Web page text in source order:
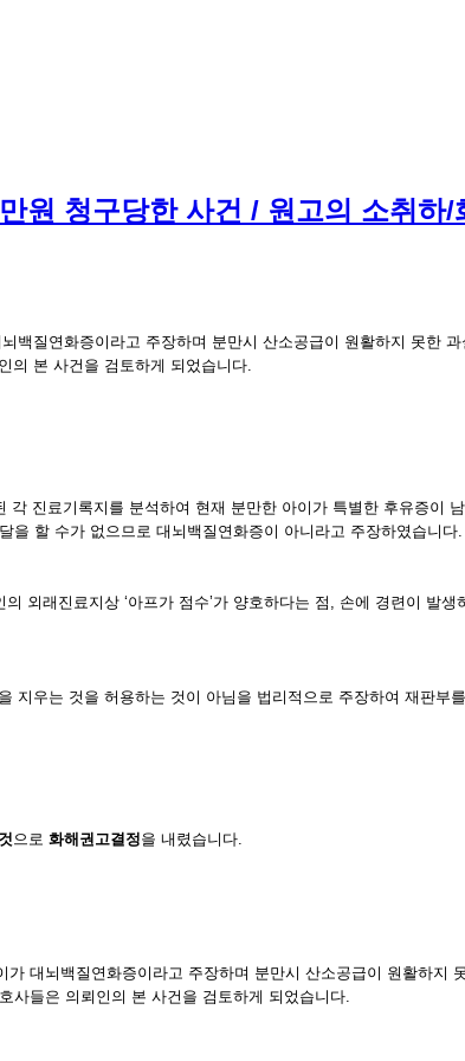
원 청구당한 사건 / 원고의 소취하/
백질연화증이라고 주장하며 분만시 산소공급이 원활하지 못한
의 본 사건을 검토하게 되었습니다.
진료기록지를 분석하여 현재 분만한 아이가 특별한 후유증이
을 할 수가 없으므로 대뇌백질연화증이 아니라고 주장하였습니다.
외래진료지상 ‘아프가 점수’가 양호하다는 점, 손에 경련이 발
지우는 것을 허용하는 것이 아님을 법리적으로 주장하여 재판
으로 화해권고결정을 내렸습니다.
대뇌백질연화증이라고 주장하며 분만시 산소공급이 원활하
사들은 의뢰인의 본 사건을 검토하게 되었습니다.​